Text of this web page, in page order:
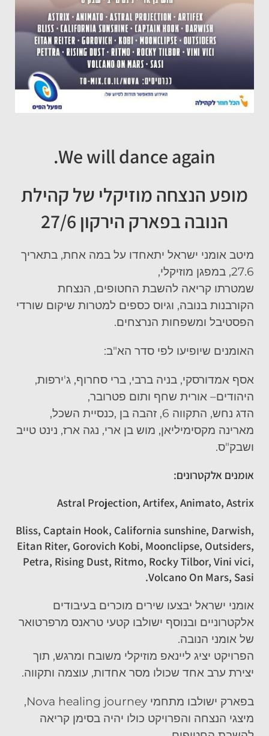
We will danceagain.
מופע הנצחהמוזיקלי של קהילת
הנובהבפארק הירקון 27/6
מיטב אומני ישראל יתאחדו על במה אחת, בתאריך
27.6, במפגן מוזיקלי,
שמטרתו קריאה להשבת החטופים, הנצחת
הקורבנות בנובה, וגיוס כספים למטרות שיקום שורדי
הפסטיבל ומשפחות הנרצחים.
האומנים שיופיעו לפי סדר הא"ב:
אסף אמדורסקי, בניה ברבי, ברי סחרוף, ג'ירפות,
היהודים– אורית שחף ותום פטרובר,
הדג נחש, התקווה 6, זהבה בן ,כנסיית השכל,
מארינה מקסימיליאן, מוש בן ארי, נגה ארז, נינט טייב
ושבק"ס.
אומנים אלקטרונים:
Astral Projection, Artifex, Animato, Astrix
Bliss, Captain Hook, California sunshine, Darwish,
Eitan Riter, Gorovich Kobi, Moonclipse, Outsiders,
Petra, Rising Dust, Ritmo, Rocky Tilbor, Vini vici,
Volcano On Mars, Sasi.
אומני ישראל יבצעו שירים מוכרים בעיבודים
אלקטרוניים ובנוסף ישולבו קטעי טראנס מרפרטואר
של אומני הנובה.
הפרויקט יציג ליינאפ מוזיקלי משובח ומרגש, תוך
יצירת ערב אחד שכולו מסר אחדות, עוצמה ותקווה.
בפארק ישולבו מתחמי Nova healing journey
,
מיצגי הנצחה והפרויקט כולו יהיה בסימן קריאה